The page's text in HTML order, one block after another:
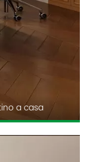
a casa